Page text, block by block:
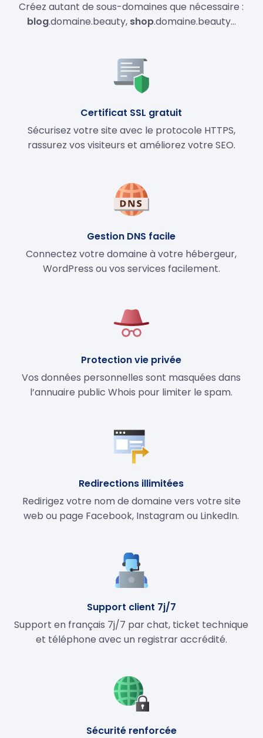
Créez autant de sous-domaines que nécessaire :
blog.domaine.beauty, shop.domaine.beauty…
Certificat SSL gratuit
Sécurisez votre site avec le protocole HTTPS,
rassurez vos visiteurs et améliorez votre SEO.
Gestion DNS facile
Connectez votre domaine à votre hébergeur,
WordPress ou vos services facilement.
Protection vie privée
Vos données personnelles sont masquées dans
l’annuaire public Whois pour limiter le spam.
Redirections illimitées
Redirigez votre nom de domaine vers votre site
web ou page Facebook, Instagram ou LinkedIn.
Support client 7j/7
Support en français 7j/7 par chat, ticket technique
et téléphone avec un registrar accrédité.
Sécurité renforcée